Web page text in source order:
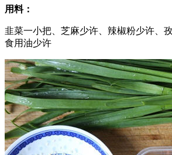
用料：
韭菜一小把、芝麻少许、辣椒粉少许、
食用油少许